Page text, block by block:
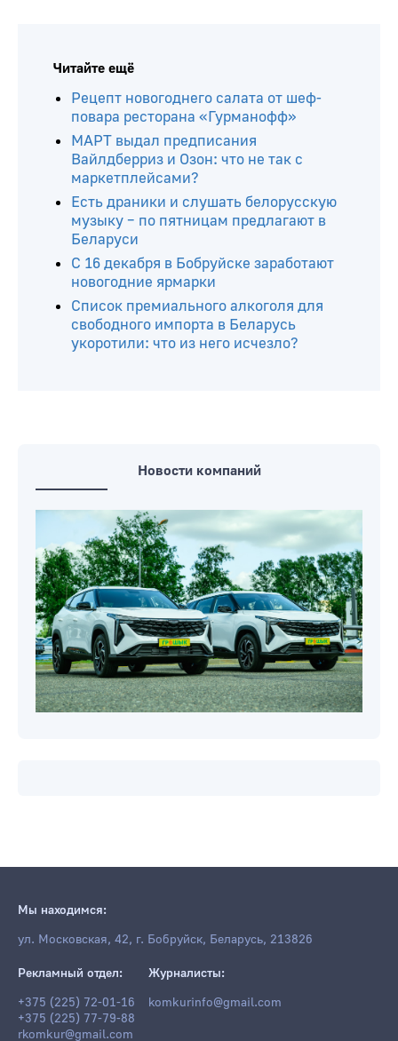
Читайте ещё
Рецепт новогоднего салата от шеф-
повара ресторана «Гурманофф»
МАРТ выдал предписания
Вайлдберриз и Озон: что не так с
маркетплейсами?
Есть драники и слушать белорусскую
музыку – по пятницам предлагают в
Беларуси
С 16 декабря в Бобруйске заработают
новогодние ярмарки
Список премиального алкоголя для
свободного импорта в Беларусь
укоротили: что из него исчезло?
Новости компаний
Мы находимся:
ул. Московская, 42, г. Бобруйск, Беларусь, 213826
Рекламный отдел:
+375 (225) 72-01-16
+375 (225) 77-79-88
rkomkur@gmail.com
Журналисты:
komkurinfo@gmail.com